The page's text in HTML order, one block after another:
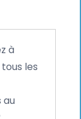
à
les
au